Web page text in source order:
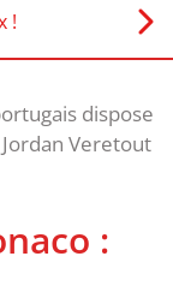
!
dispose
Veretout
: